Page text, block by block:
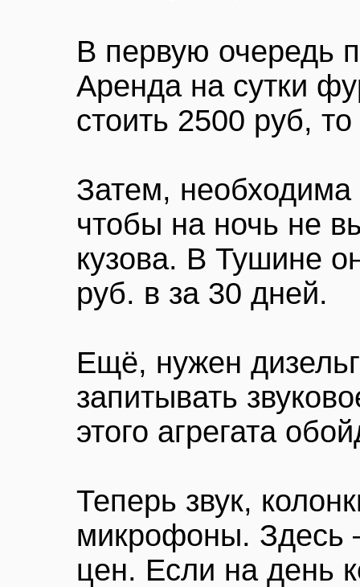
В первую очередь
Аренда на сутки
стоить 2500 руб,
Затем,
чтобы на ночь не
кузова. В Тушине
руб. в за 30 дней.
Ещё, нужен
запитывать
этого агрегата
Теперь звук,
микрофоны. Здесь
цен. Если на день